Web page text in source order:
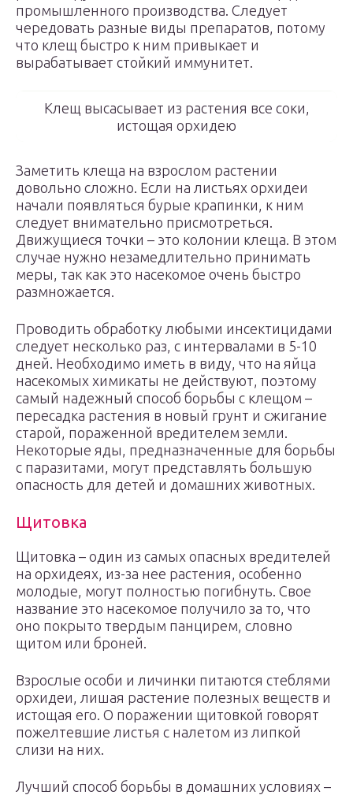
промышленного производства. Следует
чередовать разные виды препаратов, потому
что клещ быстро к ним привыкает и
вырабатывает стойкий иммунитет.
Клещ высасывает из растения все соки,
истощая орхидею
Заметить клеща на взрослом растении
довольно сложно. Если на листьях орхидеи
начали появляться бурые крапинки, к ним
следует внимательно присмотреться.
Движущиеся точки – это колонии клеща. В этом
случае нужно незамедлительно принимать
меры, так как это насекомое очень быстро
размножается.
Проводить обработку любыми инсектицидами
следует несколько раз, с интервалами в 5-10
дней. Необходимо иметь в виду, что на яйца
насекомых химикаты не действуют, поэтому
самый надежный способ борьбы с клещом –
пересадка растения в новый грунт и сжигание
старой, пораженной вредителем земли.
Некоторые яды, предназначенные для борьбы
с паразитами, могут представлять большую
опасность для детей и домашних животных.
Щитовка
Щитовка – один из самых опасных вредителей
на орхидеях, из-за нее растения, особенно
молодые, могут полностью погибнуть. Свое
название это насекомое получило за то, что
оно покрыто твердым панцирем, словно
щитом или броней.
Взрослые особи и личинки питаются стеблями
орхидеи, лишая растение полезных веществ и
истощая его. О поражении щитовкой говорят
пожелтевшие листья с налетом из липкой
слизи на них.
Лучший способ борьбы в домашних условиях –